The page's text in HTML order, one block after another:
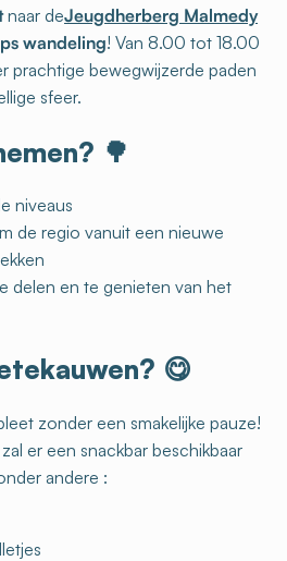
naar deJeugdherberg Malmedy
wandeling! Van 8.00 tot 18.00
prachtige bewegwijzerde paden
sfeer.
🌳
niveaus
de regio vanuit een nieuwe
delen en te genieten van het
😋
zonder een smakelijke pauze!
er een snackbar beschikbaar
andere :